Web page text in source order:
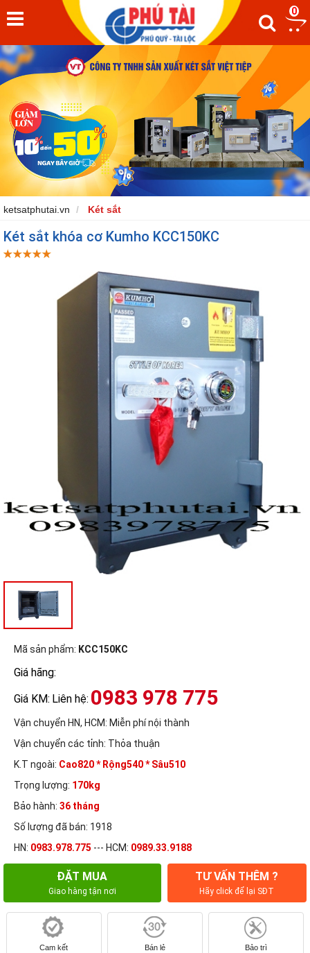
0
ketsatphutai.vn Két sắt
Két sắt khóa cơ Kumho KCC150KC
Mã sản phẩm: KCC150KC
Giá hãng:
Giá KM: Liên hệ: 0983 978 775
Vận chuyển HN, HCM: Miễn phí nội thành
Vận chuyển các tỉnh: Thỏa thuận
K.T ngoài: Cao820 * Rộng540 * Sâu510
Trọng lượng: 170kg
Bảo hành: 36 tháng
Số lượng đã bán: 1918
HN: 0983.978.775 --- HCM: 0989.33.9188
ĐẶT MUA
Giao hàng tận nơi
TƯ VẤN THÊM ?
Hãy click để lại SĐT
Cam kết
Bán lẻ
Bảo trì